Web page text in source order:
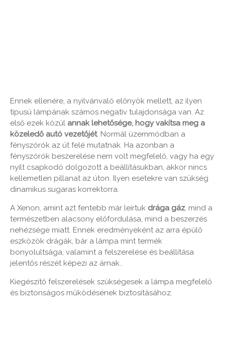
Ennek ellenére, a nyilvánvaló előnyök mellett, az ilyen
típusú lámpának számos negatív tulajdonsága van. Az
első ezek közül annak lehetősége, hogy vakítsa meg a
közeledő autó vezetőjét. Normál üzemmódban a
fényszórók az út felé mutatnak. Ha azonban a
fényszórók beszerelése nem volt megfelelő, vagy ha egy
nyílt csapkodó dolgozott a beállításukban, akkor nincs
kellemetlen pillanat az úton. Ilyen esetekre van szükség
dinamikus sugaras korrektorra.
A Xenon, amint azt fentebb már leírtuk drága gáz , mind a
természetben alacsony előfordulása, mind a beszerzés
nehézsége miatt. Ennek eredményeként az arra épülő
eszközök drágák, bár a lámpa mint termék
bonyolultsága, valamint a felszerelése és beállítása
jelentős részét képezi az árnak..
Kiegészítő felszerelések szükségesek a lámpa megfelelő
és biztonságos működésének biztosításához.